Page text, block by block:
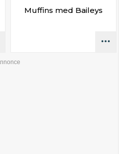
Muffins med Baileys